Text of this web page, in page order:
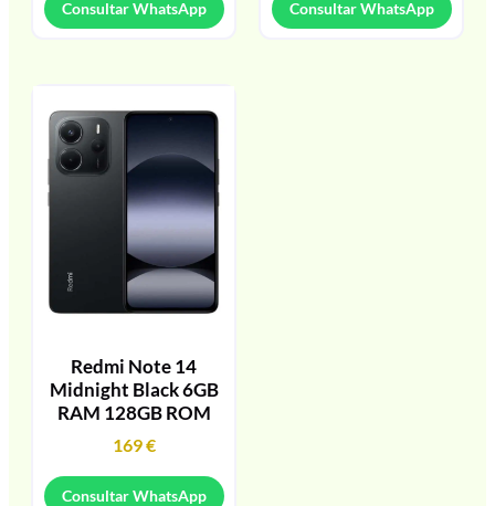
Consultar WhatsApp Consultar WhatsApp
Redmi Note 14
Midnight Black 6GB
RAM 128GB ROM
169€
Consultar WhatsApp